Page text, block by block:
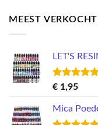
€
MEEST VERKOCHT
LET'S
Gewaardeerd
€ 1,95
Mica